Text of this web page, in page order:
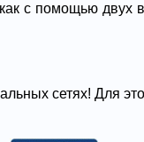
с помощью двух
сетях! Для